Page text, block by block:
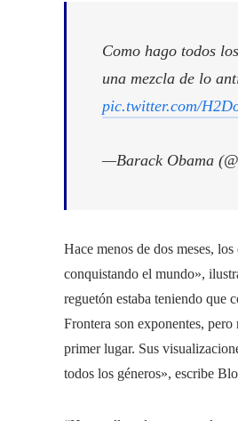
Como hago todos
una mezcla de lo
pic.twitter.com/
—Barack Obama
Hace menos de dos meses,
conquistando el mundo»,
reguetón estaba teniendo que
Frontera son exponentes,
primer lugar. Sus
todos los géneros», escribe